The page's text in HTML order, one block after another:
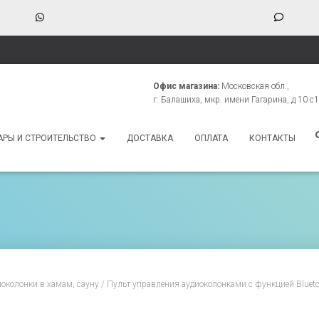
Офис магазина: Московская обл.,
г. Балашиха, мкр. имени Гагарина, д 10 с1
И СТРОИТЕЛЬСТВО ДОСТАВКА ОПЛАТА КОНТАКТЫ
в хамам, сауну / Пульт управления аудиоколонками с функцией